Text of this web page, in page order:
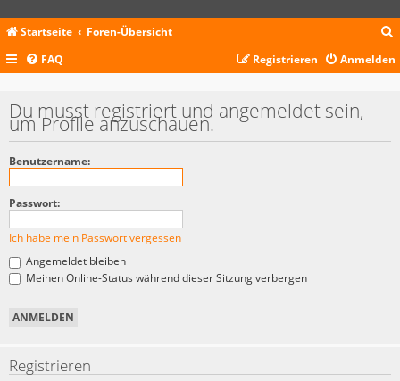
Startseite Foren-Übersicht
c
FAQ Anmelden
Registrieren
Du musst registriert und angemeldet sein,
um Profile anzuschauen.
Benutzername:
Passwort:
Ich habe mein Passwort vergessen
Angemeldet bleiben
Meinen Online-Status während dieser Sitzung verbergen
Registrieren